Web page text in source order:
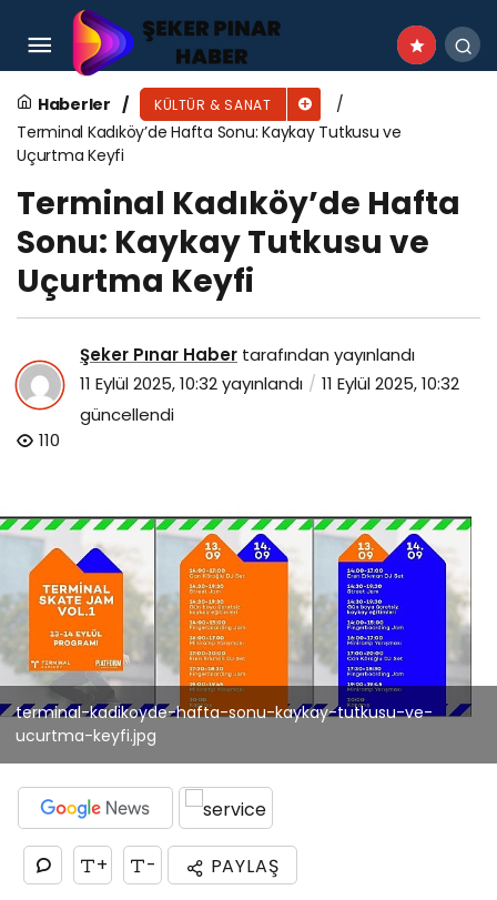
Haberler KÜLTÜR & SANAT
Terminal Kadıköy’de Hafta Sonu: Kaykay Tutkusu ve
Uçurtma Keyfi
Terminal Kadıköy’de Hafta
Sonu: Kaykay Tutkusu ve
Uçurtma Keyfi
Şeker Pınar Haber tarafından yayınlandı
11 Eylül 2025, 10:32yayınlandı
11 Eylül 2025, 10:32
güncellendi
110
terminal-kadikoyde-hafta-sonu-kaykay-tutkusu-ve-
ucurtma-keyfi.jpg
+ - PAYLAŞ
Bu festivalde pedallar Gazze için çevrildi